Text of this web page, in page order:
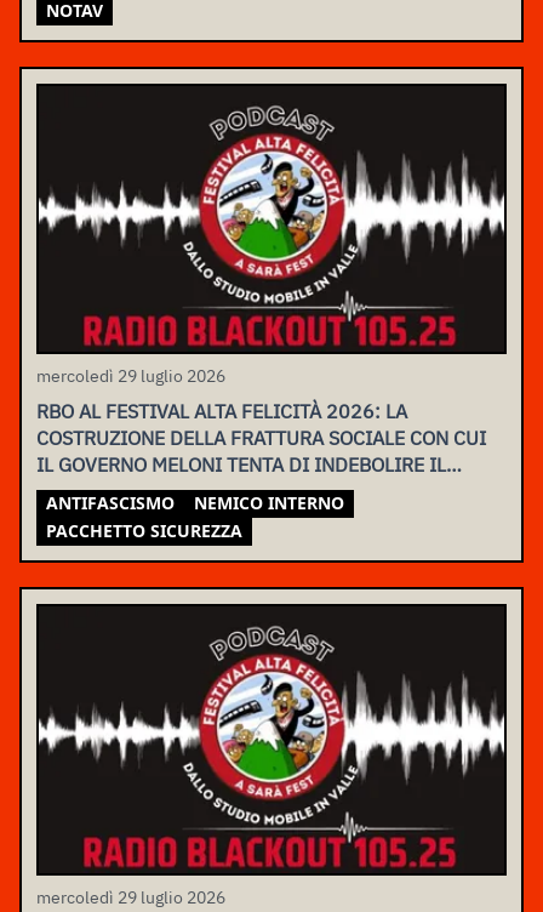
NOTAV
mercoledì 29 luglio 2026
RBO AL FESTIVAL ALTA FELICITÀ 2026: LA
COSTRUZIONE DELLA FRATTURA SOCIALE CON CUI
IL GOVERNO MELONI TENTA DI INDEBOLIRE IL
MOVIMENTO
ANTIFASCISMO
NEMICO INTERNO
PACCHETTO SICUREZZA
mercoledì 29 luglio 2026